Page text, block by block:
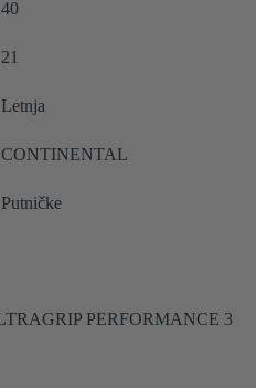
40
21
Letnja
CONTINENTAL
Putničke